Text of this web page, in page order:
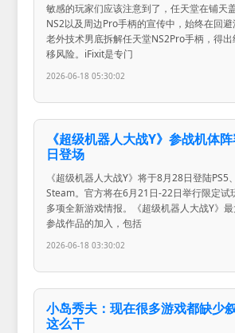
敏感的玩家们应该注意到了，任天堂在铺天
NS2以及周边Pro手柄的宣传中，始终在回
老外技术男底拆解任天堂NS2Pro手柄，得
移风险。iFixit是专门
2026-06-18 05:30:02
《超级机器人大战Y》参战机体
日登场
《超级机器人大战Y》将于8月28日登陆PS5
Steam。官方将在6月21日-22日举行限定试
多项全新游戏情报。《超级机器人大战Y》
参战作品的加入，包括
2026-06-18 03:30:02
小岛秀夫：现在很多游戏都缺少
这么干